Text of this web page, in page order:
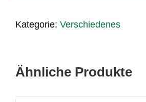
Kategorie: Verschiedenes
Ähnliche Produkte